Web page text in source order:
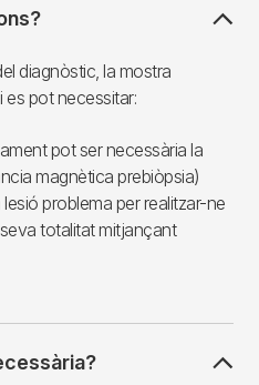
diagnòstic, la mostra
es pot necessitar:
pot ser necessària la
magnètica prebiòpsia)
problema per realitzar-ne
totalitat mitjançant